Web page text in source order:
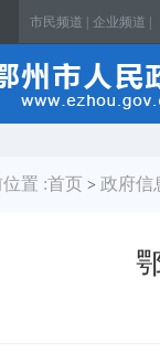
市民频道 | 企业频道 |
置 :首页 > 政府信